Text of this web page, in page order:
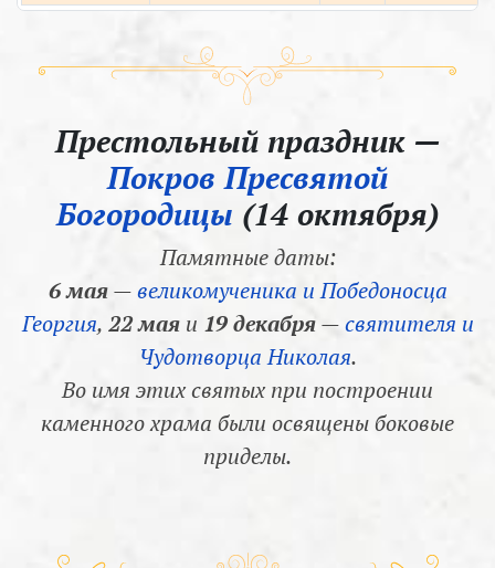
Престольный праздник —
Покров Пресвятой
Богородицы (14 октября)
Памятные даты:
6 мая—великомученика и Победоносца
Георгия, 22 маяи 19 декабря—святителя и
Чудотворца Николая.
Во имя этих святых при построении
каменного храма были освящены боковые
приделы.